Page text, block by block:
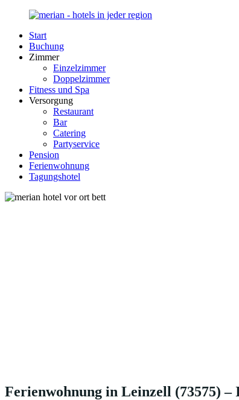
Zurück
Inhalt
Merian-
Hotel.de
Portal
Unterkunft
Deutschland
Start
Buchung
Zimmer
Einzelzimmer
Doppelzimmer
Fitness und Spa
Versorgung
Restaurant
Bar
Catering
Partyservice
Pension
Ferienwohnung
Tagungshotel
Ferienwohnung in Leinzell (73575)